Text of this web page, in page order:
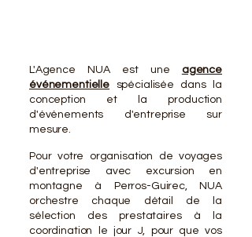
L'Agence NUA est une agence
événementielle
spécialisée dans la
conception et la production
d'événements d'entreprise sur
mesure.
Pour votre organisation de voyages
d'entreprise avec excursion en
montagne à Perros-Guirec, NUA
orchestre chaque détail de la
sélection des prestataires à la
coordination le jour J, pour que vos